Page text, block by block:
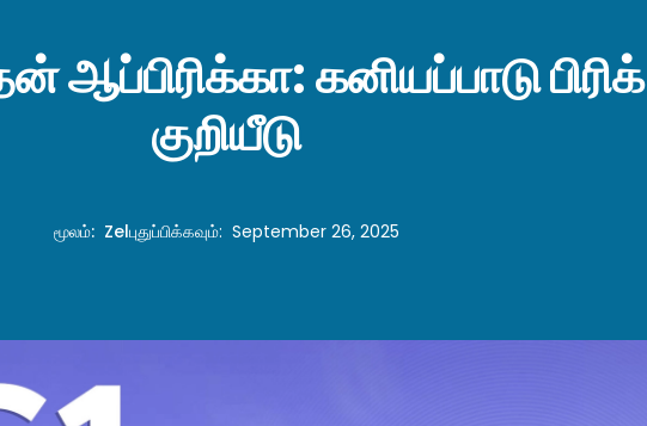
ஆப்பிரிக்கா: கனியப்பாடு பிரிக்
குறியீடு
மூலம்: Zelபுதுப்பிக்கவும்:September 26, 2025